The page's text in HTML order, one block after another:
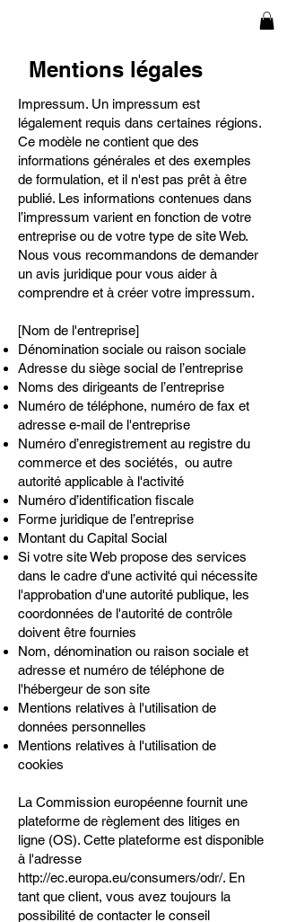
Mentions légales
Impressum. Un impressum est
légalement requis dans certaines régions.
Ce modèle ne contient que des
informations générales et des exemples
de formulation, et il n'est pas prêt à être
publié. Les informations contenues dans
l’impressum varient en fonction de votre
entreprise ou de votre type de site Web.
Nous vous recommandons de demander
un avis juridique pour vous aider à
comprendre et à créer votre impressum.
[Nom de l'entreprise]
Dénomination sociale ou raison sociale
Adresse du siège social de l’entreprise
Noms des dirigeants de l’entreprise
Numéro de téléphone, numéro de fax et
adresse e-mail de l'entreprise
Numéro d’enregistrement au registre du
commerce et des sociétés, ou autre
autorité applicable à l'activité
Numéro d’identification fiscale
Forme juridique de l’entreprise
Montant du Capital Social
Si votre site Web propose des services
dans le cadre d'une activité qui nécessite
l'approbation d'une autorité publique, les
coordonnées de l'autorité de contrôle
doivent être fournies
Nom, dénomination ou raison sociale et
adresse et numéro de téléphone de
l'hébergeur de son site
Mentions relatives à l'utilisation de
données personnelles
Mentions relatives à l'utilisation de
cookies
La Commission européenne fournit une
plateforme de règlement des litiges en
ligne (OS). Cette plateforme est disponible
à l'adresse
http://ec.europa.eu/consumers/odr/. En
tant que client, vous avez toujours la
possibilité de contacter le conseil